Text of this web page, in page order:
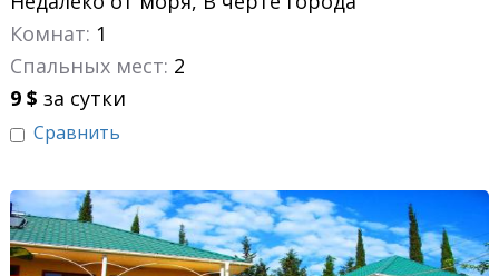
Комнат: 1
Спальных мест: 2
9 $ за сутки
Сравнить